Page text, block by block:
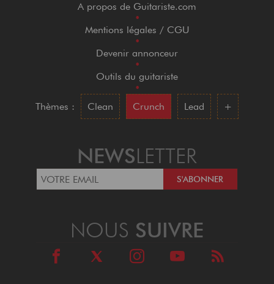
A propos de Guitariste.com
•
Mentions légales / CGU
•
Devenir annonceur
•
Outils du guitariste
•
Thèmes :
Clean Crunch Lead +
NEWSLETTER
NOUS SUIVRE